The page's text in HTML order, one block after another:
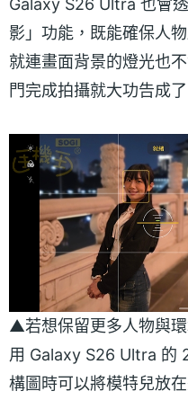
Galaxy S26 Ultra 也會
影」功能，既能確保人
就連畫面背景的燈光也
門完成拍攝就大功告成了
▲若想保留更多人物與
用 Galaxy S26 Ultra 的
構圖時可以將模特兒放